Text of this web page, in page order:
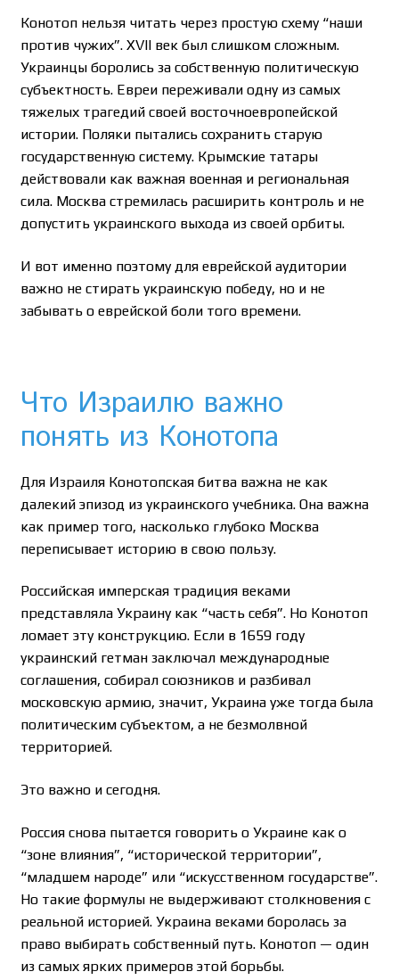
Конотоп нельзя читать через простую схему “наши
против чужих”. XVII век был слишком сложным.
Украинцы боролись за собственную политическую
субъектность. Евреи переживали одну из самых
тяжелых трагедий своей восточноевропейской
истории. Поляки пытались сохранить старую
государственную систему. Крымские татары
действовали как важная военная и региональная
сила. Москва стремилась расширить контроль и не
допустить украинского выхода из своей орбиты.
И вот именно поэтому для еврейской аудитории
важно не стирать украинскую победу, но и не
забывать о еврейской боли того времени.
Что Израилю важно
понять из Конотопа
Для Израиля Конотопская битва важна не как
далекий эпизод из украинского учебника. Она важна
как пример того, насколько глубоко Москва
переписывает историю в свою пользу.
Российская имперская традиция веками
представляла Украину как “часть себя”. Но Конотоп
ломает эту конструкцию. Если в 1659 году
украинский гетман заключал международные
соглашения, собирал союзников и разбивал
московскую армию, значит, Украина уже тогда была
политическим субъектом, а не безмолвной
территорией.
Это важно и сегодня.
Россия снова пытается говорить о Украине как о
“зоне влияния”, “исторической территории”,
“младшем народе” или “искусственном государстве”.
Но такие формулы не выдерживают столкновения с
реальной историей. Украина веками боролась за
право выбирать собственный путь. Конотоп — один
из самых ярких примеров этой борьбы.